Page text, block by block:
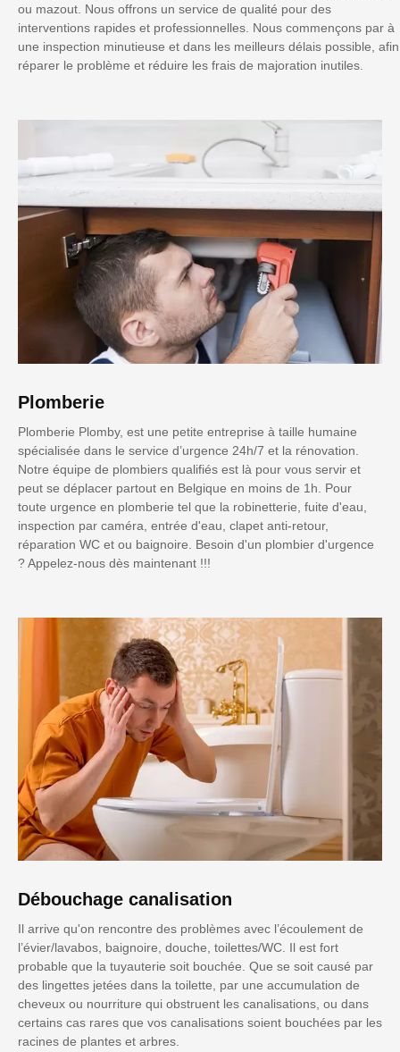
ou mazout. Nous offrons un service de qualité pour des
interventions rapides et professionnelles. Nous commençons par à
une inspection minutieuse et dans les meilleurs délais possible, afin
réparer le problème et réduire les frais de majoration inutiles.
Plomberie
Plomberie Plomby, est une petite entreprise à taille humaine
spécialisée dans le service d’urgence 24h/7 et la rénovation.
Notre équipe de plombiers qualifiés est là pour vous servir et
peut se déplacer partout en Belgique en moins de 1h. Pour
toute urgence en plomberie tel que la robinetterie, fuite d'eau,
inspection par caméra, entrée d'eau, clapet anti-retour,
réparation WC et ou baignoire. Besoin d'un plombier d'urgence
? Appelez-nous dès maintenant !!!
Débouchage canalisation
Il arrive qu'on rencontre des problèmes avec l’écoulement de
l’évier/lavabos, baignoire, douche, toilettes/WC. Il est fort
probable que la tuyauterie soit bouchée. Que se soit causé par
des lingettes jetées dans la toilette, par une accumulation de
cheveux ou nourriture qui obstruent les canalisations, ou dans
certains cas rares que vos canalisations soient bouchées par les
racines de plantes et arbres.